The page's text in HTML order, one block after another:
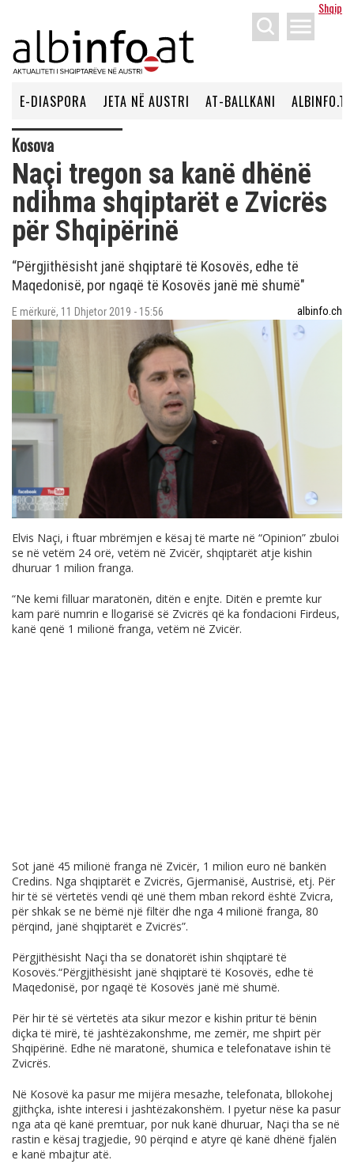
Shqip
menu
E-DIASPORA JETA NË AUSTRI AT-BALLKANI ALBINFO.TV
Kosova
Naçi tregon sa kanë dhënë
ndihma shqiptarët e Zvicrës
për Shqipërinë
“Përgjithësisht janë shqiptarë të Kosovës, edhe të
Maqedonisë, por ngaqë të Kosovës janë më shumë"
E mërkurë, 11 Dhjetor 2019 - 15:56 albinfo.ch
Elvis Naçi, i ftuar mbrëmjen e kësaj të marte në “Opinion” zbuloi
se në vetëm 24 orë, vetëm në Zvicër, shqiptarët atje kishin
dhuruar 1 milion franga.
“Ne kemi filluar maratonën, ditën e enjte. Ditën e premte kur
kam parë numrin e llogarisë së Zvicrës që ka fondacioni Firdeus,
kanë qenë 1 milionë franga, vetëm në Zvicër.
Sot janë 45 milionë franga në Zvicër, 1 milion euro në bankën
Credins. Nga shqiptarët e Zvicrës, Gjermanisë, Austrisë, etj. Për
hir të së vërtetës vendi që unë them mban rekord është Zvicra,
për shkak se ne bëmë një filtër dhe nga 4 milionë franga, 80
përqind, janë shqiptarët e Zvicrës”.
Përgjithësisht Naçi tha se donatorët ishin shqiptarë të
Kosovës.“Përgjithësisht janë shqiptarë të Kosovës, edhe të
Maqedonisë, por ngaqë të Kosovës janë më shumë.
Për hir të së vërtetës ata sikur mezor e kishin pritur të bënin
diçka të mirë, të jashtëzakonshme, me zemër, me shpirt për
Shqipërinë. Edhe në maratonë, shumica e telefonatave ishin të
Zvicrës.
Në Kosovë ka pasur me mijëra mesazhe, telefonata, bllokohej
gjithçka, ishte interesi i jashtëzakonshëm. I pyetur nëse ka pasur
nga ata që kanë premtuar, por nuk kanë dhuruar, Naçi tha se në
rastin e kësaj tragjedie, 90 përqind e atyre që kanë dhënë fjalën
e kanë mbajtur atë.